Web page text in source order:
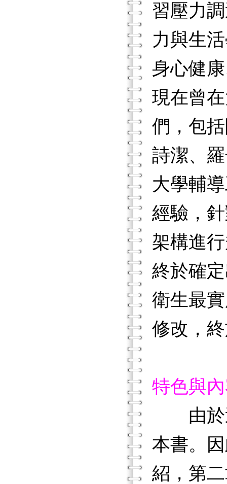
習壓力
力與生
身心健
現在曾
們，包
詩潔、
大學輔
經驗，
架構進
終於確
衛生最
修改，
特色與
由
本書。
紹，第